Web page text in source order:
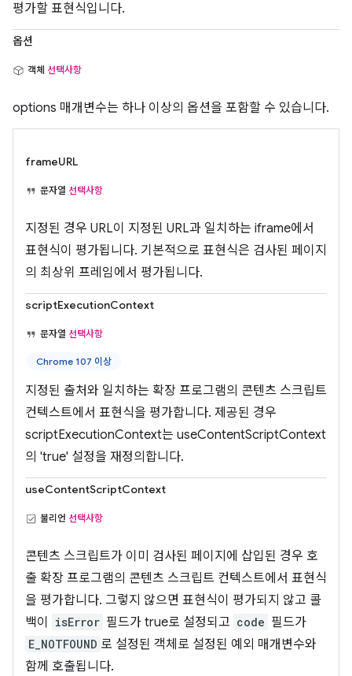
평가할 표현식입니다.
옵션
객체 선택사항
options 매개변수는 하나 이상의 옵션을 포함할 수 있습니다.
frameURL
문자열 선택사항
지정된 경우 URL이 지정된 URL과 일치하는 iframe에서
표현식이 평가됩니다. 기본적으로 표현식은 검사된 페이지
의 최상위 프레임에서 평가됩니다.
scriptExecutionContext
문자열 선택사항
Chrome 107 이상
지정된 출처와 일치하는 확장 프로그램의 콘텐츠 스크립트
컨텍스트에서 표현식을 평가합니다. 제공된 경우
scriptExecutionContext는 useContentScriptContext
의 'true' 설정을 재정의합니다.
useContentScriptContext
불리언 선택사항
콘텐츠 스크립트가 이미 검사된 페이지에 삽입된 경우 호
출 확장 프로그램의 콘텐츠 스크립트 컨텍스트에서 표현식
을 평가합니다. 그렇지 않으면 표현식이 평가되지 않고 콜
백이
isError 필드가 true로 설정되고 code 필드가
E_NOTFOUND 로 설정된 객체로 설정된 예외 매개변수와
함께 호출됩니다.